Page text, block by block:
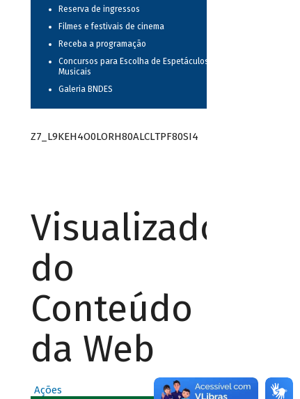
Reserva de ingressos
Filmes e festivais de cinema
Receba a programação
Concursos para Escolha de Espetáculos
Musicais
Galeria BNDES
Z7_L9KEH4O0LORH80ALCLTPF80SI4
Visualizador
do
Conteúdo
da Web
Ações